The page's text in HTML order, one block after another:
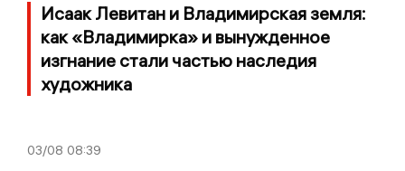
Исаак Левитан и Владимирская земля:
как «Владимирка» и вынужденное
изгнание стали частью наследия
художника
03/08 08:39